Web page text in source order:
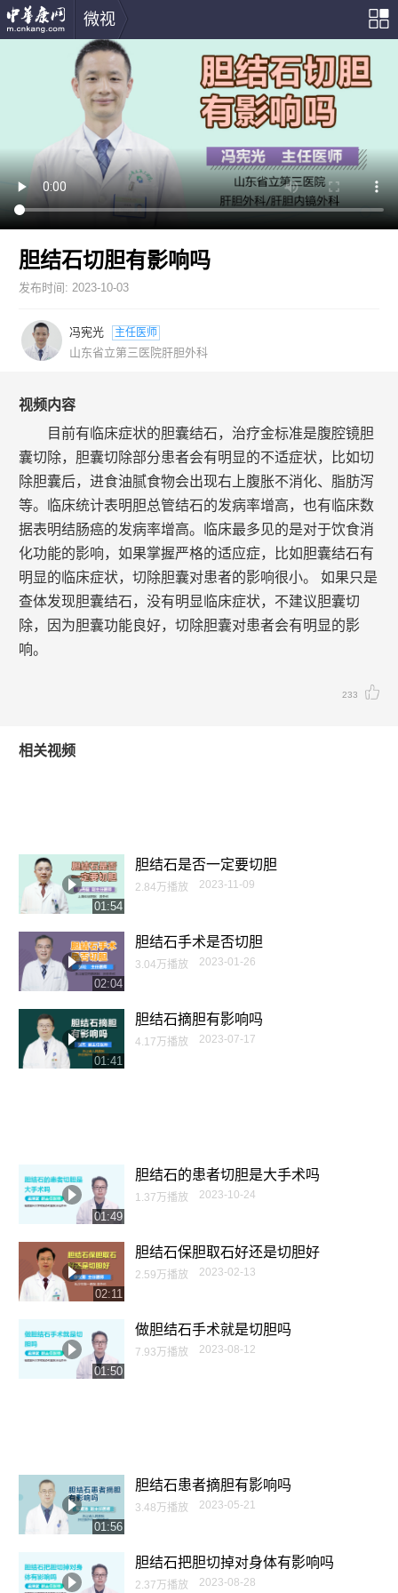
微视
胆结石切胆有影响吗
发布时间: 2023-10-03
冯宪光 主任医师
山东省立第三医院肝胆外科
视频内容
目前有临床症状的胆囊结石，治疗金标准是腹腔镜胆
囊切除，胆囊切除部分患者会有明显的不适症状，比如切
除胆囊后，进食油腻食物会出现右上腹胀不消化、脂肪泻
等。临床统计表明胆总管结石的发病率增高，也有临床数
据表明结肠癌的发病率增高。临床最多见的是对于饮食消
化功能的影响，如果掌握严格的适应症，比如胆囊结石有
明显的临床症状，切除胆囊对患者的影响很小。 如果只是
查体发现胆囊结石，没有明显临床症状，不建议胆囊切
除，因为胆囊功能良好，切除胆囊对患者会有明显的影
响。
233
相关视频
01:54
胆结石是否一定要切胆
2.84万播放 2023-11-09
02:04
胆结石手术是否切胆
3.04万播放 2023-01-26
01:41
胆结石摘胆有影响吗
4.17万播放 2023-07-17
01:49
胆结石的患者切胆是大手术吗
1.37万播放 2023-10-24
02:11
胆结石保胆取石好还是切胆好
2.59万播放 2023-02-13
01:50
做胆结石手术就是切胆吗
7.93万播放 2023-08-12
01:56
胆结石患者摘胆有影响吗
3.48万播放 2023-05-21
胆结石把胆切掉对身体有影响吗
2.37万播放 2023-08-28